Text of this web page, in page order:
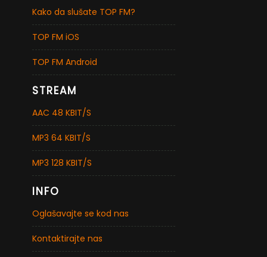
Kako da slušate TOP FM?
TOP FM iOS
TOP FM Android
STREAM
AAC 48 KBIT/S
MP3 64 KBIT/S
MP3 128 KBIT/S
INFO
Oglašavajte se kod nas
Kontaktirajte nas